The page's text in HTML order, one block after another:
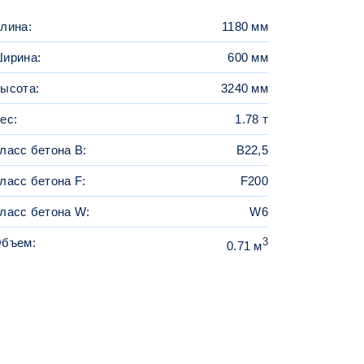
1180 мм
600 мм
3240 мм
1.78 т
бетона B: В22,5
бетона F: F200
бетона W: W6
0.71 м3